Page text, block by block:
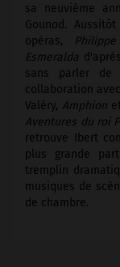
sa neuvième
Gounod.
opéras,
Philippe
Esmeralda
sans parler de
collaboration
Valéry, Amphion et
Aventures du roi
retrouve Ibert
plus grande
tremplin
musiques de
de chambre.